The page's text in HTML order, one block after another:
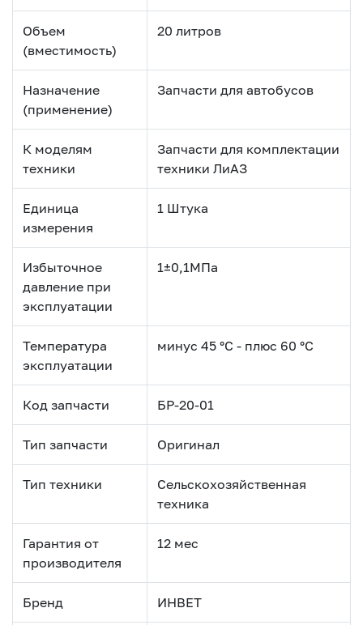
Объем
(вместимость)
20 литров
Назначение
(применение)
Запчасти для авто­бусов
К моделям
техники
Запчасти для комплектации
техники ЛиАЗ
Единица
измерения
1 Штука
Избыточное
давление при
эксплуатации
1±0,1МПа
Температура
эксплуатации
минус 45 °С - плюс 60 °С
Код запчасти БР-20-01
Тип запчасти Оригинал
Тип техники
Сельскохозяйственная
техника
Гарантия от
производителя
12 мес
Бренд ИНВЕТ